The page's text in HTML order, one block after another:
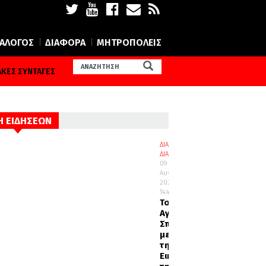
ΔΙΑΦΟΡΑ ΜΗΤΡΟΠΟΛΕΙΣ
ΣΥΝΤΑΓΕΣ
ΕΙΔΗΣΕΩΝ
ΔΙΑΛΟΓΟΣ
ΔΙΑΦΟΡΑ
09
Αυγούστου
2026
14:42
Το
Αγιορείτικο
Σπήλαιο
με
την
Εικόνα